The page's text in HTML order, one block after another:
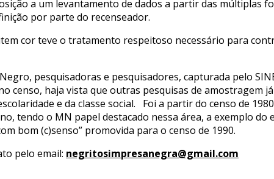
a um levantamento de dados a partir das múltiplas
por parte do recenseador.
cor teve o tratamento respeitoso necessário para
pesquisadoras e pesquisadores, capturada pelo
censo, haja vista que outras pesquisas de amostragem
e da classe social. Foi a partir do censo de
tendo o MN papel destacado nessa área, a exemplo do
bom (c)senso” promovida para o censo de 1990.
pelo email: negritosimpresanegra@gmail.com